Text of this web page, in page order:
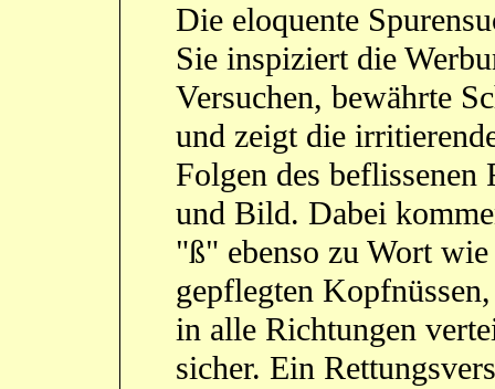
Die eloquente
Sie inspiziert die
Versuchen, bewährte
und zeigt die
Folgen des
und Bild. Dabei
"ß" ebenso zu Wort
gepflegten
in alle Richtungen
sicher. Ein